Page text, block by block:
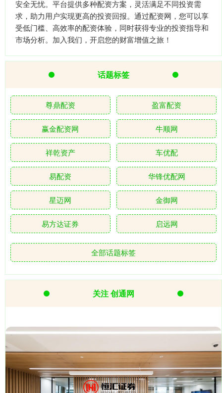
安全无忧。平台提供多种配资方案，灵活满足不同投资需
求，助力用户实现更高的投资回报。通过配资网，您可以享
受低门槛、高效率的配资体验，同时获得专业的投资指导和
市场分析。加入我们，开启您的财富增值之旅！
话题标签
尊鼎配资 盈富配资
赢金配资网 牛顺网
祥乾资产 车优配
易配资 华锋优配网
星迈网 金御网
易方达证券 启远网
全部话题标签
关注 创通网